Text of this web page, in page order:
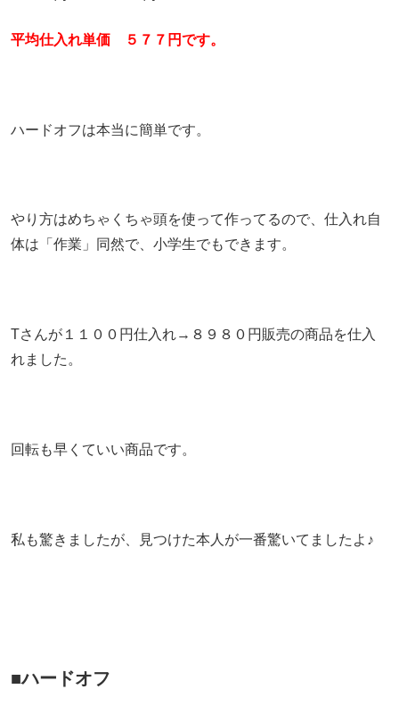
平均仕入れ単価 ５７７円です。
ハードオフは本当に簡単です。
やり方はめちゃくちゃ頭を使って作ってるので、仕入れ自
体は「作業」同然で、小学生でもできます。
Tさんが１１００円仕入れ→８９８０円販売の商品を仕入
れました。
回転も早くていい商品です。
私も驚きましたが、見つけた本人が一番驚いてましたよ♪
■ハードオフ